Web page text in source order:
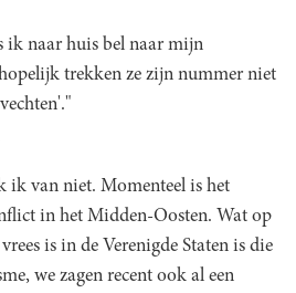
ik naar huis bel naar mijn
trekken ze zijn nummer niet
ik van niet. Momenteel is het
in het Midden-Oosten. Wat op
is in de Verenigde Staten is die
we zagen recent ook al een